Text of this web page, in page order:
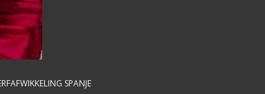
SPANJE